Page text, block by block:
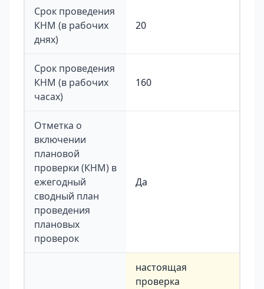
Срок проведения
КНМ (в рабочих
днях)
20
Срок проведения
КНМ (в рабочих
часах)
160
Отметка о
включении
плановой
проверки (КНМ) в
ежегодный
сводный план
проведения
плановых
проверок
Да
настоящая
проверка